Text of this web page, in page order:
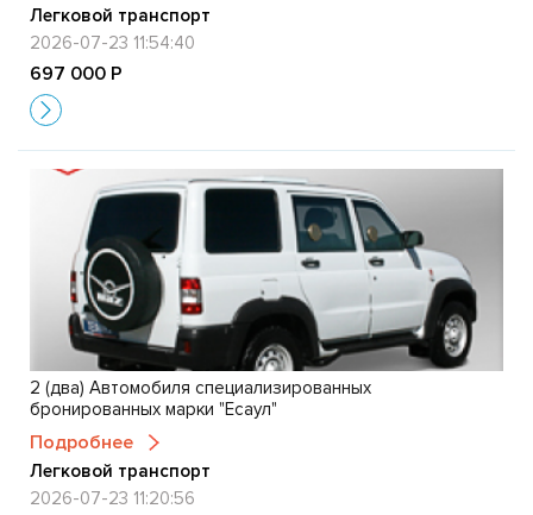
Легковой транспорт
2026-07-23 11:54:40
697 000 Р
2 (два) Автомобиля специализированных
бронированных марки "Есаул"
Подробнее
Легковой транспорт
2026-07-23 11:20:56